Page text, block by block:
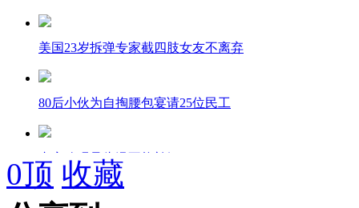
美国23岁拆弹专家截四肢女友不离弃
80后小伙为自掏腰包宴请25位民工
专家称喝骨头汤不能补钙
0顶 收藏